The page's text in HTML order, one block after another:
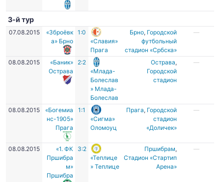
3-й тур
07.08.2015
«Зброёвк
а» Брно
1:0
«Славия»
Прага
Брно, Городской
футбольный
стадион «Србска»
—
08.08.2015
«Баник»
Острава
2:2
«Млада-
Болеслав
» Млада-
Болеслав
Острава,
Городской
стадион
—
08.08.2015
«Богемиа
нс-1905»
Прага
1:1
«Сигма»
Оломоуц
Прага, Городской
стадион
«Доличек»
—
08.08.2015
«1. ФК
Пршибра
м»
Пршибра
3:2
«Теплице
» Теплице
Пршибрам,
Стадион «Стартип
Арена»
—